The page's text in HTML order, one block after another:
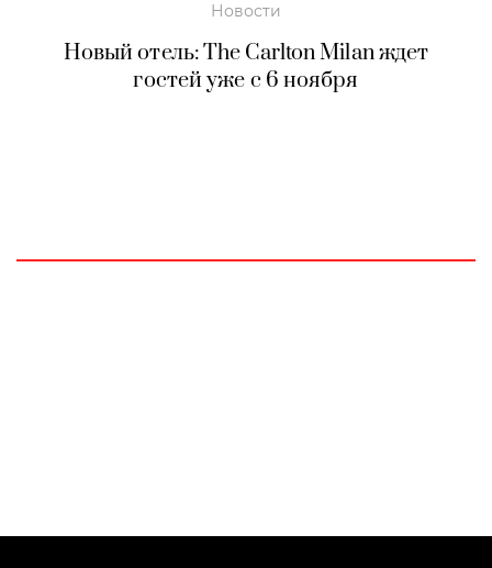
Новости
Новый отель: The Carlton Milan ждет
гостей уже с 6 ноября